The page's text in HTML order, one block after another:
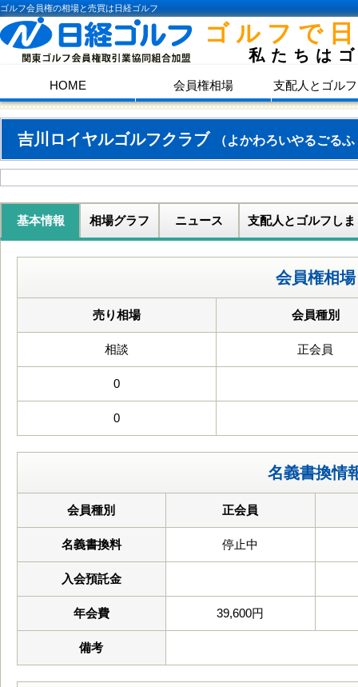
ゴルフ会員権の相場と売買は日経ゴルフ
ゴルフで
私たちは
HOME 会員権相場 支配人とゴル
吉川ロイヤルゴルフクラブ （よかわろいやるごる
基本情報 相場グラフ ニュース 支配人とゴルフしま
会員権相場
売り相場 会員種別
相談 正会員
0
0
名義書換情
会員種別 正会員
名義書換料 停止中
入会預託金
年会費 39,600円
備考